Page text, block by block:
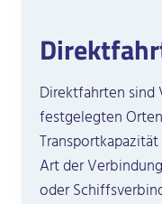
Direktfahrten sind
festgelegten
Art der
oder